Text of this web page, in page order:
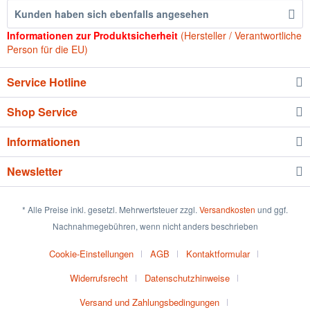
Kunden haben sich ebenfalls angesehen
Informationen zur Produktsicherheit (Hersteller / Verantwortliche
Person für die EU)
Service Hotline
Shop Service
Informationen
Newsletter
* Alle Preise inkl. gesetzl. Mehrwertsteuer zzgl. Versandkosten und ggf.
Nachnahmegebühren, wenn nicht anders beschrieben
Cookie-Einstellungen AGB
Kontaktformular
Widerrufsrecht
Datenschutzhinweise
Versand und Zahlungsbedingungen